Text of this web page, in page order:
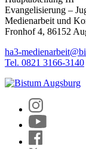
Evangelisierung –
Medienarbeit und
Fronhof 4, 86152
ha3-
Tel. 0821 3166-3140